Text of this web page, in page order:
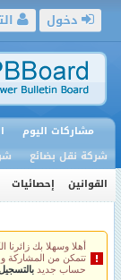
دخول
مشاركات اليوم
شركة نقل بضائع
القوانين
إحصائيات
أهلا وسهلا بك زائرنا
تتمكن من المشاركة
حساب جديد